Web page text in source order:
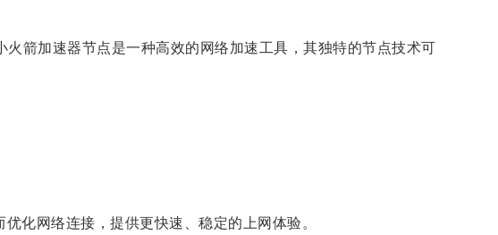
箭加速器节点是一种高效的网络加速工具，其独特的节点技术可
化网络连接，提供更快速、稳定的上网体验。